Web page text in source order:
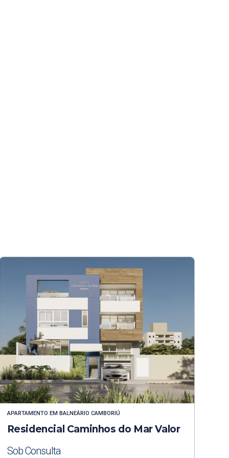
APARTAMENTO EM BALNEÁRIO CAMBORIÚ
Residencial Caminhos do Mar Valor
Sob Consulta